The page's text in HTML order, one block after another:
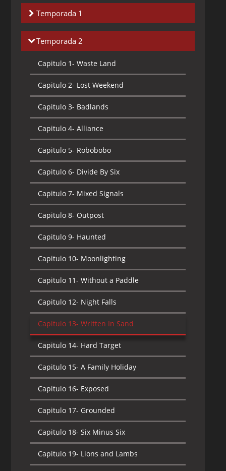
Temporada 1
Capitulo 1-
Changed
Capitulo 2- String Theory
Capitulo 3- Beyond the Sea
Capitulo 4- Lockdown
Capitulo 5- The Architect
Capitulo 6- Frostbite
Capitulo 7- Leader of the Pack
Capitulo 8- The Hunter
Capitulo 9- Breach
Capitulo 10- Dark Passage
Capitulo 11- The Forgotten
Capitulo 12- Operation Wingman
Capitulo 13- Rabble
Capitulo 14- Gravity
Capitulo 15- What Lies Beneath
Capitulo 16- The Swarm
Capitulo 17- Basic
Capitulo 18- Plague
Capitulo 19- Promises Promises
Capitulo 20- Payback
Temporada 2
Capitulo 1- Waste Land
Capitulo 2- Lost Weekend
Capitulo 3- Badlands
Capitulo 4- Alliance
Capitulo 5- Robobobo
Capitulo 6- Divide By Six
Capitulo 7- Mixed Signals
Capitulo 8- Outpost
Capitulo 9- Haunted
Capitulo 10- Moonlighting
Capitulo 11- Without a Paddle
Capitulo 12- Night Falls
Capitulo 13- Written In Sand
Capitulo 14- Hard Target
Capitulo 15- A Family Holiday
Capitulo 16- Exposed
Capitulo 17- Grounded
Capitulo 18- Six Minus Six
Capitulo 19- Lions and Lambs